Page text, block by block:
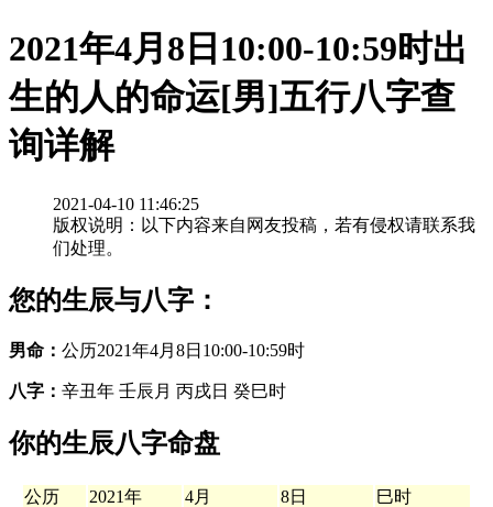
2021年4月8日10:00-10:59时出
生的人的命运[男]五行八字查
询详解
2021-04-10 11:46:25
版权说明：以下内容来自网友投稿，若有侵权请联系我
们处理。
您的生辰与八字：
男命： 公历2021年4月8日10:00-10:59时
八字： 辛丑年 壬辰月 丙戌日 癸巳时
你的生辰八字命盘
公历 2021年 4月 8日
巳时